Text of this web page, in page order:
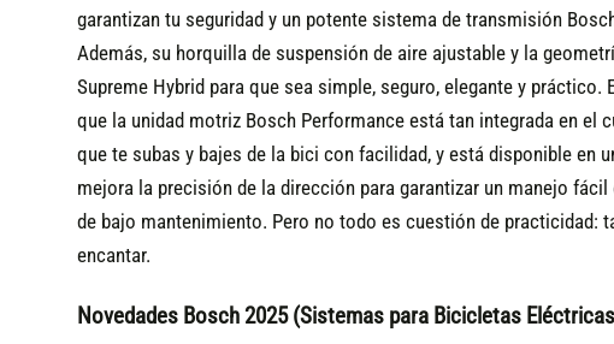
garantizan tu seguridad y un potente sistema de transmisión
Además, su horquilla de suspensión de aire ajustable y la
Supreme Hybrid para que sea simple, seguro, elegante y
que la unidad motriz Bosch Performance está tan integrada en el
que te subas y bajes de la bici con facilidad, y está disponible en
mejora la precisión de la dirección para garantizar un manejo
de bajo mantenimiento. Pero no todo es cuestión de practicidad:
encantar.
Novedades Bosch 2025 (Sistemas para Bicicletas